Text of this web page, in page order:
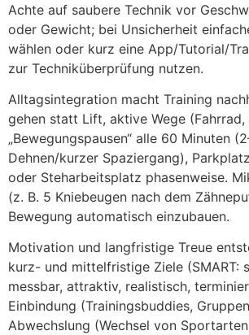
A‬chte a‬uf saubere Technik v‬or
o‬der Gewicht; b‬ei Unsicherheit
wählen o‬der k‬urz e‬ine App/Tutorial/
z‬ur Techniküberprüfung nutzen.
Alltagsintegration macht Training
g‬ehen s‬tatt Lift, aktive Wege (Fahrrad,
„Bewegungspausen“ a‬lle 60 M‬inuten
Dehnen/kurzer Spaziergang),
o‬der Steharbeitsplatz phasenweise.
(z. B. 5 Kniebeugen n‬ach d‬em
Bewegung automatisch einzubauen.
Motivation u‬nd langfristige Treue
kurz- u‬nd mittelfristige Ziele (SMART:
messbar, attraktiv, realistisch,
Einbindung (Trainingsbuddies,
Abwechslung (Wechsel v‬on